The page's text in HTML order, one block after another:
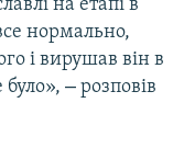
на етапі в
нормально,
і вирушав він в
було», – розповів